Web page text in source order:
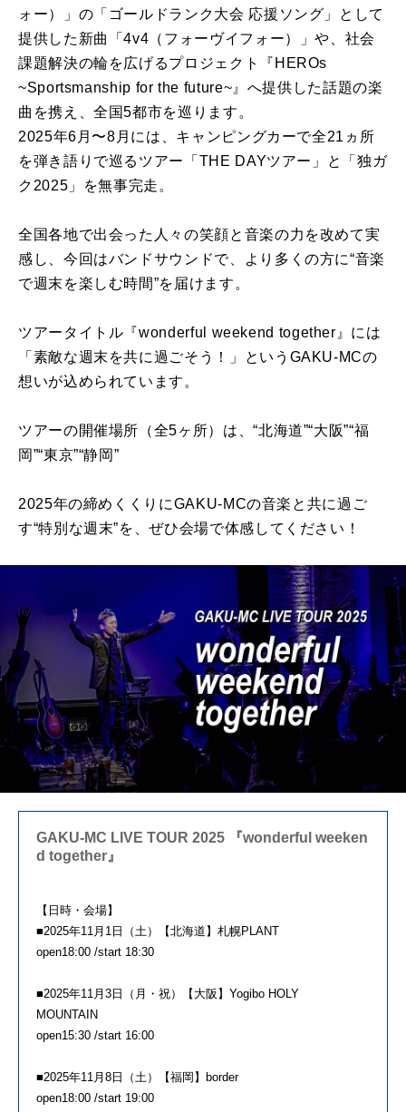
ォー）」の「ゴールドランク大会 応援ソング」として
提供した新曲「4v4（フォーヴイフォー）」や、社会
課題解決の輪を広げるプロジェクト『HEROs
~Sportsmanship for the future~』へ提供した話題の楽
曲を携え、全国5都市を巡ります。
2025年6月〜8月には、キャンピングカーで全21ヵ所
を弾き語りで巡るツアー「THE DAYツアー」と「独ガ
ク2025」を無事完走。
全国各地で出会った人々の笑顔と音楽の力を改めて実
感し、今回はバンドサウンドで、より多くの方に“音楽
で週末を楽しむ時間”を届けます。
ツアータイトル『wonderful weekend together』には
「素敵な週末を共に過ごそう！」というGAKU-MCの
想いが込められています。
ツアーの開催場所（全5ヶ所）は、“北海道”“大阪”“福
岡”“東京”“静岡”
2025年の締めくくりにGAKU-MCの音楽と共に過ご
す“特別な週末”を、ぜひ会場で体感してください！
GAKU-MC LIVE TOUR 2025 『wonderful weeken
d together』
【日時・会場】
■2025年11月1日（土）【北海道】札幌PLANT
open18:00 /start 18:30
■2025年11月3日（月・祝）【大阪】Yogibo HOLY
MOUNTAIN
open15:30 /start 16:00
■2025年11月8日（土）【福岡】border
open18:00 /start 19:00